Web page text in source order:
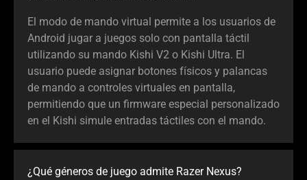
El modo de mando virtual permite a los usuarios de
Android jugar a juegos solo con pantalla táctil
utilizando su mando Kishi V2 o Kishi Ultra. El
usuario puede asignar botones físicos y palancas
de mando a controles virtuales en pantalla,
permitiendo que un firmware especial personalizado
en el Kishi simule entradas táctiles con el mando.
¿Qué géneros de juego admite Razer Nexus?